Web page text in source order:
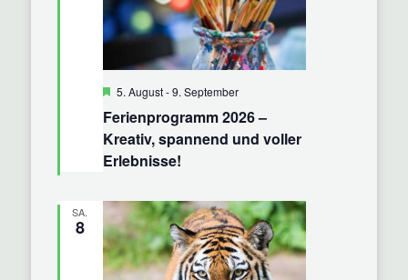
Ferienprogramm 2026 –
Kreativ, spannend und voller
Erlebnisse!
Hervorgehoben
5. August-9. September
SA.
8